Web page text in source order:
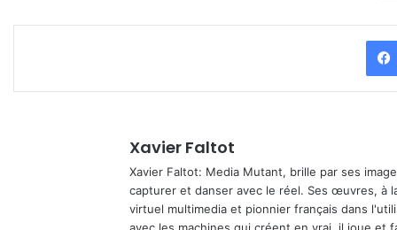
Xavier Faltot
Xavier Faltot: Media Mutant, brille par ses
capturer et danser avec le réel. Ses œuvres, à
virtuel multimedia et pionnier français dans
avec les machines qui créent en vrai, il joue et